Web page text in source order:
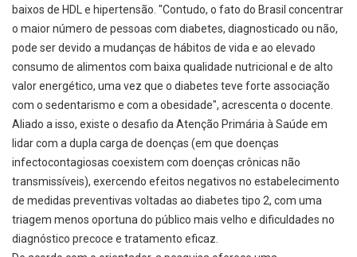
baixos de HDL e hipertensão. "Contudo, o fato do Brasil concentrar
o maior número de pessoas com diabetes, diagnosticado ou não,
pode ser devido a mudanças de hábitos de vida e ao elevado
consumo de alimentos com baixa qualidade nutricional e de alto
valor energético, uma vez que o diabetes teve forte associação
com o sedentarismo e com a obesidade", acrescenta o docente.
Aliado a isso, existe o desafio da Atenção Primária à Saúde em
lidar com a dupla carga de doenças (em que doenças
infectocontagiosas coexistem com doenças crônicas não
transmissíveis), exercendo efeitos negativos no estabelecimento
de medidas preventivas voltadas ao diabetes tipo 2, com uma
triagem menos oportuna do público mais velho e dificuldades no
diagnóstico precoce e tratamento eficaz.